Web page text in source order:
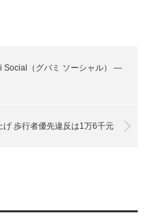
Social（グバミ ソーシャル） ―
歩行者優先違反は1万6千元